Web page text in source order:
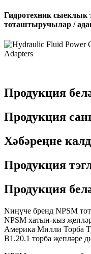
Гидротехник сыеклык
тоташтыручылар /
Продукция
Продукция
Хәбәреңне
Продукция
Продукция
Nиңүче бренд NPSM
NPSM хатын-кыз
Америка Милли Торба
B1.20.1 торба җепләре